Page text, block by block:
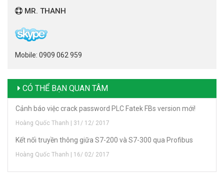
MR. THANH
Mobile: 0909 062 959
CÓ THỂ BẠN QUAN TÂM
Cảnh báo việc crack password PLC Fatek FBs version mới!
Hoàng Quốc Thanh | 31/ 12/ 2017
Kết nối truyền thông giữa S7-200 và S7-300 qua Profibus
Hoàng Quốc Thanh | 16/ 02/ 2017